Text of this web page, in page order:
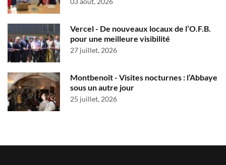
Vercel - De nouveaux locaux de l’O.F.B.
pour une meilleure visibilité
27 juillet, 2026
Montbenoît - Visites nocturnes : l’Abbaye
sous un autre jour
25 juillet, 2026